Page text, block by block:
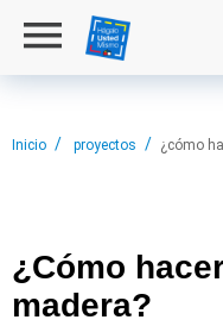
Inicio proyectos ¿cómo
¿Cómo
madera?